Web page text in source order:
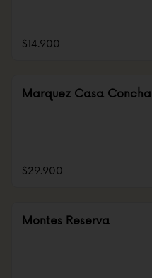
$14.900
Marquez Casa Concha
$29.900
Montes Reserva